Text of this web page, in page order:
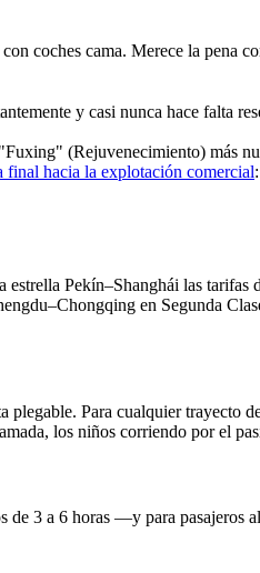
coches cama. Merece la pena
y casi nunca hace falta
(Rejuvenecimiento) más
final hacia la explotación comercial
Pekín–Shanghái las
en Segunda
Para cualquier trayecto
los niños corriendo por el
3 a 6 horas —y para pasajeros